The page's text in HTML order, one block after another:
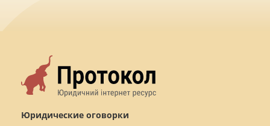
Юридические оговорки